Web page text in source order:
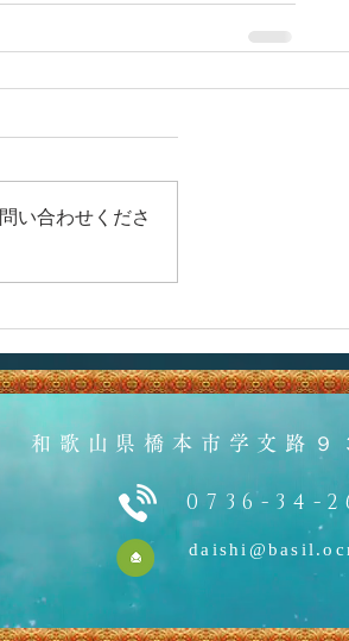
い合わせくださ
和歌山県橋本市学文路９
0736-34-